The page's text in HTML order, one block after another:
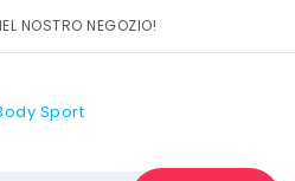
NOSTRO NEGOZIO!